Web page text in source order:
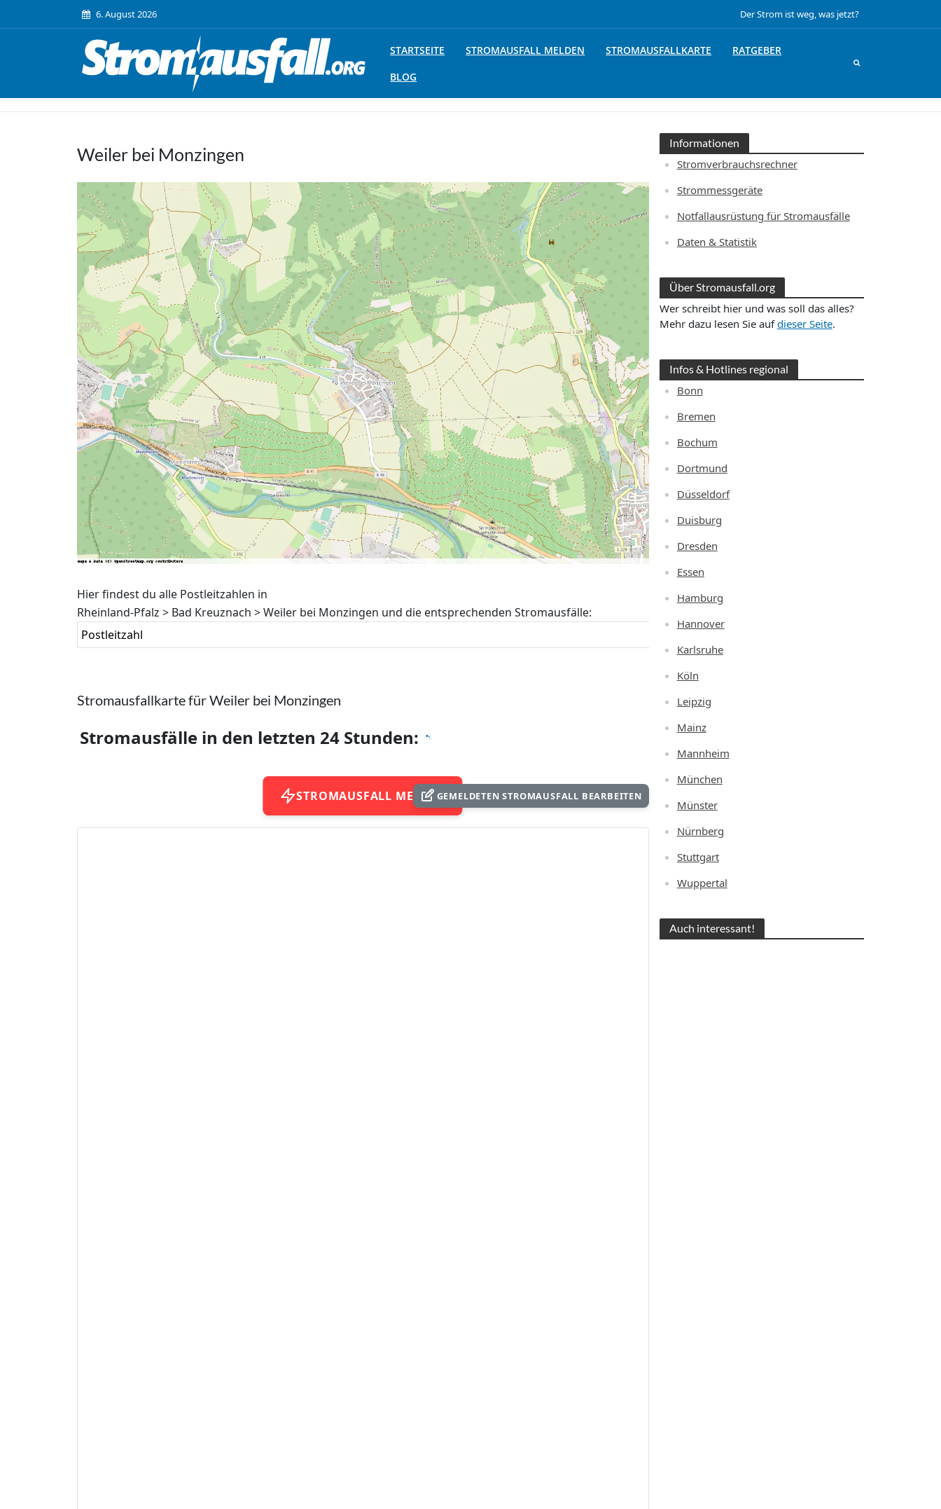
6. August 2026 Der Strom ist weg, was jetzt?
STARTSEITE STROMAUSFALL MELDEN STROMAUSFALLKARTE
RATGEBER
BLOG
Weiler bei Monzingen
Hier findest du alle Postleitzahlen in
Rheinland-Pfalz > Bad Kreuznach > Weiler bei Monzingen und die entsprechenden Stromausfälle:
Postleitzahl
Stromausfallkarte für Weiler bei Monzingen
Stromausfälle in den letzten 24 Stunden:
STROMAUSFALL MELDENGEMELDETEN STROMAUSFALL BEARBEITEN
Informationen
Stromverbrauchsrechner
Strommessgeräte
Notfallausrüstung für Stromausfälle
Daten & Statistik
Über Stromausfall.org
Wer schreibt hier und was soll das alles?
Mehr dazu lesen Sie aufdieser Seite.
Infos & Hotlines regional
Bonn
Bremen
Bochum
Dortmund
Düsseldorf
Duisburg
Dresden
Essen
Hamburg
Hannover
Karlsruhe
Köln
Leipzig
Mainz
Mannheim
München
Münster
Nürnberg
Stuttgart
Wuppertal
Auch interessant!